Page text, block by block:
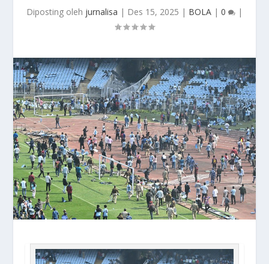
Diposting oleh jurnalisa | Des 15, 2025 | BOLA | 0 |